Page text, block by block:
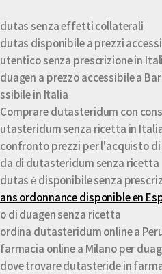
dutas senza effetti collaterali
dutas disponibile a prezzi
utentico senza prescrizione in
duagen a prezzo accessibile a
ssibile in Italia
Comprare dutasteridum con
utasteridum senza ricetta in
confronto prezzi per l'acquisto di
da di dutasteridum senza ricetta
dutas è disponibile senza
ans ordonnance disponible en
o di duagen senza ricetta
ordina dutasteridum online a
farmacia online a Milano per
dove trovare dutasteride in